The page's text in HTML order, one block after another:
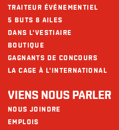
TRAITEUR ÉVÉNEMENTIEL
5 BUTS 8 AILES
DANS L'VESTIAIRE
BOUTIQUE
GAGNANTS DE CONCOURS
LA CAGE À L'INTERNATIONAL
VIENS NOUS PARLER
NOUS JOINDRE
EMPLOIS